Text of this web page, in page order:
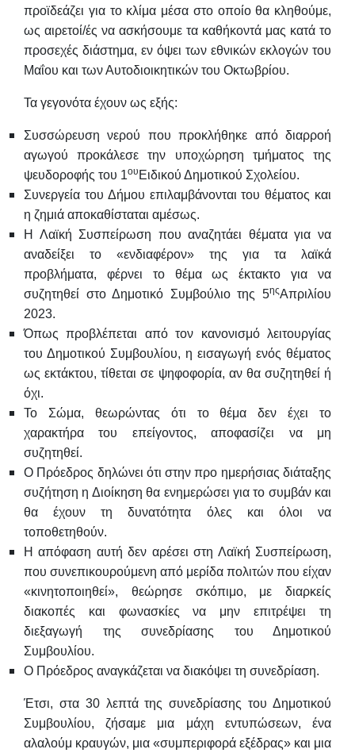
προϊδεάζει για το κλίμα μέσα στο οποίο θα κληθούμε,
ως αιρετοί/ές να ασκήσουμε τα καθήκοντά μας κατά το
προσεχές διάστημα, εν όψει των εθνικών εκλογών του
Μαΐου και των Αυτοδιοικητικών του Οκτωβρίου.
Τα γεγονότα έχουν ως εξής:
Συσσώρευση νερού που προκλήθηκε από διαρροή
αγωγού προκάλεσε την υποχώρηση τμήματος της
ψευδοροφής του 1ου Ειδικού Δημοτικού Σχολείου.
Συνεργεία του Δήμου επιλαμβάνονται του θέματος και
η ζημιά αποκαθίσταται αμέσως.
Η Λαϊκή Συσπείρωση που αναζητάει θέματα για να
αναδείξει το «ενδιαφέρον» της για τα λαϊκά
προβλήματα, φέρνει το θέμα ως έκτακτο για να
συζητηθεί στο Δημοτικό Συμβούλιο της 5ηςΑπριλίου
2023.
Όπως προβλέπεται από τον κανονισμό λειτουργίας
του Δημοτικού Συμβουλίου, η εισαγωγή ενός θέματος
ως εκτάκτου, τίθεται σε ψηφοφορία, αν θα συζητηθεί ή
όχι.
Το Σώμα, θεωρώντας ότι το θέμα δεν έχει το
χαρακτήρα του επείγοντος, αποφασίζει να μη
συζητηθεί.
Ο Πρόεδρος δηλώνει ότι στην προ ημερήσιας διάταξης
συζήτηση η Διοίκηση θα ενημερώσει για το συμβάν και
θα έχουν τη δυνατότητα όλες και όλοι να
τοποθετηθούν.
Η απόφαση αυτή δεν αρέσει στη Λαϊκή Συσπείρωση,
που συνεπικουρούμενη από μερίδα πολιτών που είχαν
«κινητοποιηθεί», θεώρησε σκόπιμο, με διαρκείς
διακοπές και φωνασκίες να μην επιτρέψει τη
διεξαγωγή της συνεδρίασης του Δημοτικού
Συμβουλίου.
Ο Πρόεδρος αναγκάζεται να διακόψει τη συνεδρίαση.
Έτσι, στα 30 λεπτά της συνεδρίασης του Δημοτικού
Συμβουλίου, ζήσαμε μια μάχη εντυπώσεων, ένα
αλαλούμ κραυγών, μια «συμπεριφορά εξέδρας» και μια